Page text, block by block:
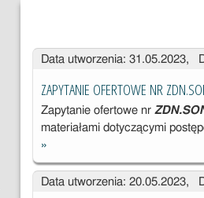
Wpisy
Data utworzenia: 31.05.2023,
ZAPYTANIE OFERTOWE NR
Zapytanie ofertowe nr
materiałami dotyczącymi
ZAPYTANIE
OFERTOWE
NR
»
Data utworzenia: 20.05.2023,